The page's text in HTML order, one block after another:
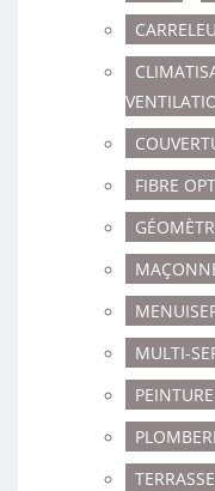
FIBRE
MULTI-
PEINTURE